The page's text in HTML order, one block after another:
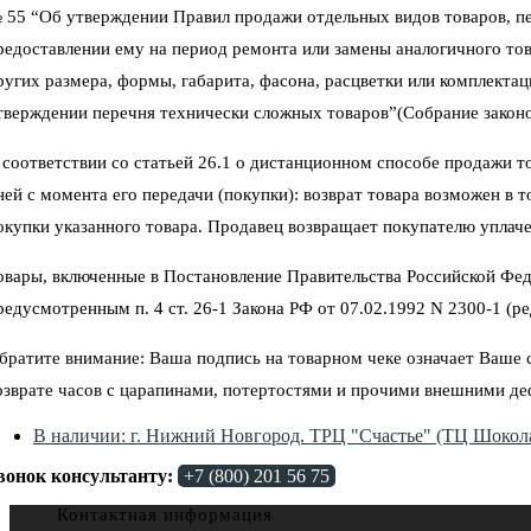
“Об утверждении Правил продажи отдельных видов товаров,
ему на период ремонта или замены аналогичного
размера, формы, габарита, фасона, расцветки или
перечня технически сложных товаров”(Собрание
со статьей 26.1 о дистанционном способе продажи
с момента его передачи (покупки): возврат товара возможен
указанного товара. Продавец возвращает покупателю
включенные в Постановление Правительства Российской
п. 4 ст. 26-1 Закона РФ от 07.02.1992 N 2300-1
внимание: Ваша подпись на товарном чеке означает Ваше
часов с царапинами, потертостями и прочими внешними
В наличии: г. Нижний Новгород. ТРЦ "Счастье" (ТЦ
консультанту: +7 (800) 201 56 75
Контактная информация